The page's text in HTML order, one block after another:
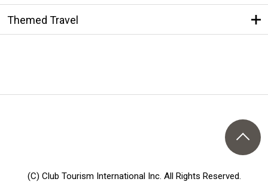
Themed Travel
(C) Club Tourism International Inc. All Rights Reserved.